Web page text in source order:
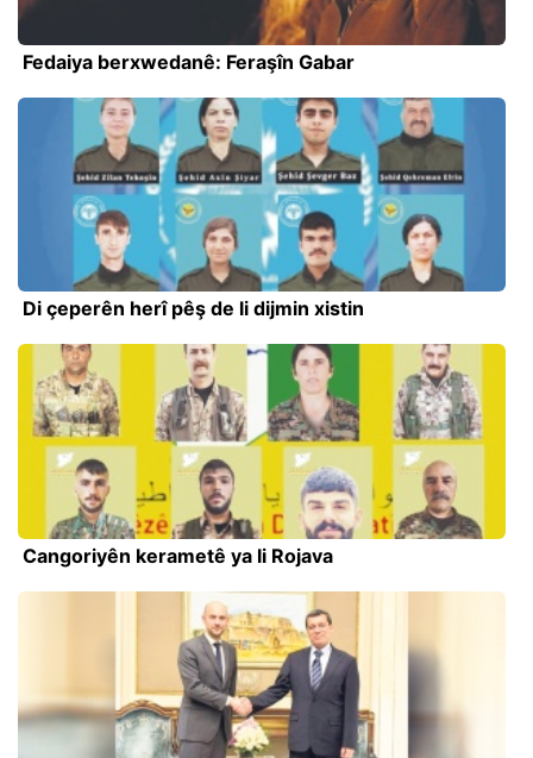
Fedaiya berxwedanê: Feraşîn Gabar
Di çeperên herî pêş de li dijmin xistin
Cangoriyên kerametê ya li Rojava